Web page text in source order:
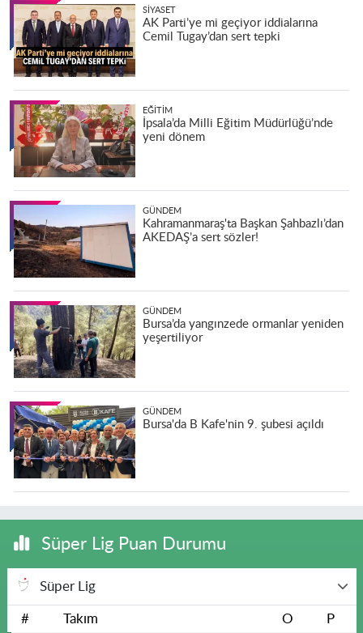
SIYASET
AK Parti’ye mi geçiyor iddialarına
Cemil Tugay’dan sert tepki
EĞITIM
İpsala’da Milli Eğitim Müdürlüğü’nde
yeni dönem
GÜNDEM
Kahramanmaraş'ta Başkan Şahbazlı’dan
AKEDAŞ’a sert sözler!
GÜNDEM
Bursa’da yangınzede ormanlar yeniden
yeşertiliyor
GÜNDEM
Bursa'da B Kafe'nin 9. şubesi açıldı
Süper Lig Puan Durumu
Süper Lig
# Takım O P